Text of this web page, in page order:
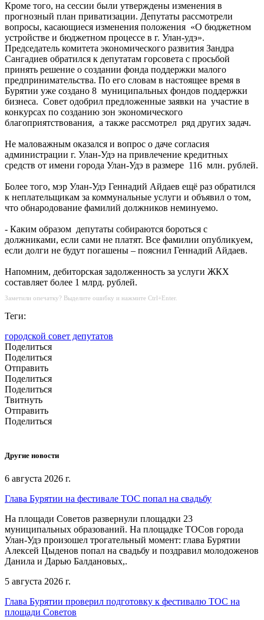
Кроме того, на сессии были утверждены изменения в
прогнозный план приватизации. Депутаты рассмотрели
вопросы, касающиеся изменения положения «О бюджетном
устройстве и бюджетном процессе в г. Улан-удэ».
Председатель комитета экономического развития Зандра
Сангадиев обратился к депутатам горсовета с просьбой
принять решение о создании фонда поддержки малого
предпринимательства. По его словам в настоящее время в
Бурятии уже создано 8 муниципальных фондов поддержки
бизнеса. Совет одобрил предложенные заявки на участие в
конкурсах по созданию зон экономического
благоприятствования, а также рассмотрел ряд других задач.
Не маловажным оказался и вопрос о даче согласия
администрации г. Улан-Удэ на привлечение кредитных
средств от имени города Улан-Удэ в размере 116 млн. рублей.
Более того, мэр Улан-Удэ Геннадий Айдаев ещё раз обратился
к неплательщикам за коммунальные услуги и объявил о том,
что обнародование фамилий должников неминуемо.
- Каким образом депутаты собираются бороться с
должниками, если сами не платят. Все фамилии опубликуем,
если долги не будут погашены – пояснил Геннадий Айдаев.
Напомним, дебиторская задолженность за услуги ЖКХ
составляет более 1 млрд. рублей.
Заметили опечатку? Выделите ошибку и нажмите Ctrl+Enter.
Теги:
городской совет депутатов
Поделиться
Поделиться
Отправить
Поделиться
Поделиться
Твитнуть
Отправить
Поделиться
Другие новости
6 августа 2026 г.
Глава Бурятии на фестивале ТОС попал на свадьбу
На площади Советов развернули площадки 23
муниципальных образований. На площадке ТОСов города
Улан-Удэ произошел трогательный момент: глава Бурятии
Алексей Цыденов попал на свадьбу и поздравил молодоженов
Данила и Дарью Балдановых,.
5 августа 2026 г.
Глава Бурятии проверил подготовку к фестивалю ТОС на
площади Советов